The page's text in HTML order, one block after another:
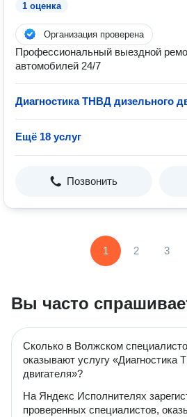
1 оценка
Организация проверена
Профессиональный выездной
автомобилей 24/7
Диагностика ТНВД дизельного
Ещё 18 услуг
Позвонить
1 2 3
Вы часто
Сколько в Волжском
оказывают услугу «Диагностика
двигателя»?
На Яндекс Исполнителях
проверенных специалистов,